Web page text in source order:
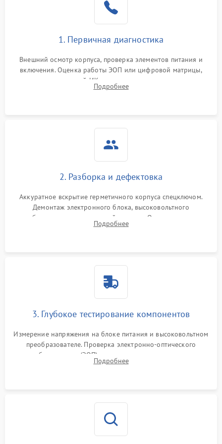
1. Первичная диагностика
Внешний осмотр корпуса, проверка элементов питания и
включения. Оценка работы ЭОП или цифровой матрицы,
проверка встроенной ИК-подсветки и механизма выверки
прицельной сетки. Выявление видимых дефектов оптики и
Подробнее
2. Разборка и дефектовка
Аккуратное вскрытие герметичного корпуса спецключом.
Демонтаж электронного блока, высоковольтного
преобразователя и оптической системы. Осмотр контактов
на окисление и проверка целостности уплотнительных
Подробнее
3. Глубокое тестирование компонентов
Измерение напряжения на блоке питания и высоковольтном
преобразователе. Проверка электронно-оптического
преобразователя (ЭОП) на стенде на предмет эмиссии,
шумов и засветок. Диагностика микросхем цифровых
Подробнее